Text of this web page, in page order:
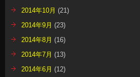
2014年10月 (21)
2014年9月 (23)
2014年8月 (16)
2014年7月 (13)
2014年6月 (12)